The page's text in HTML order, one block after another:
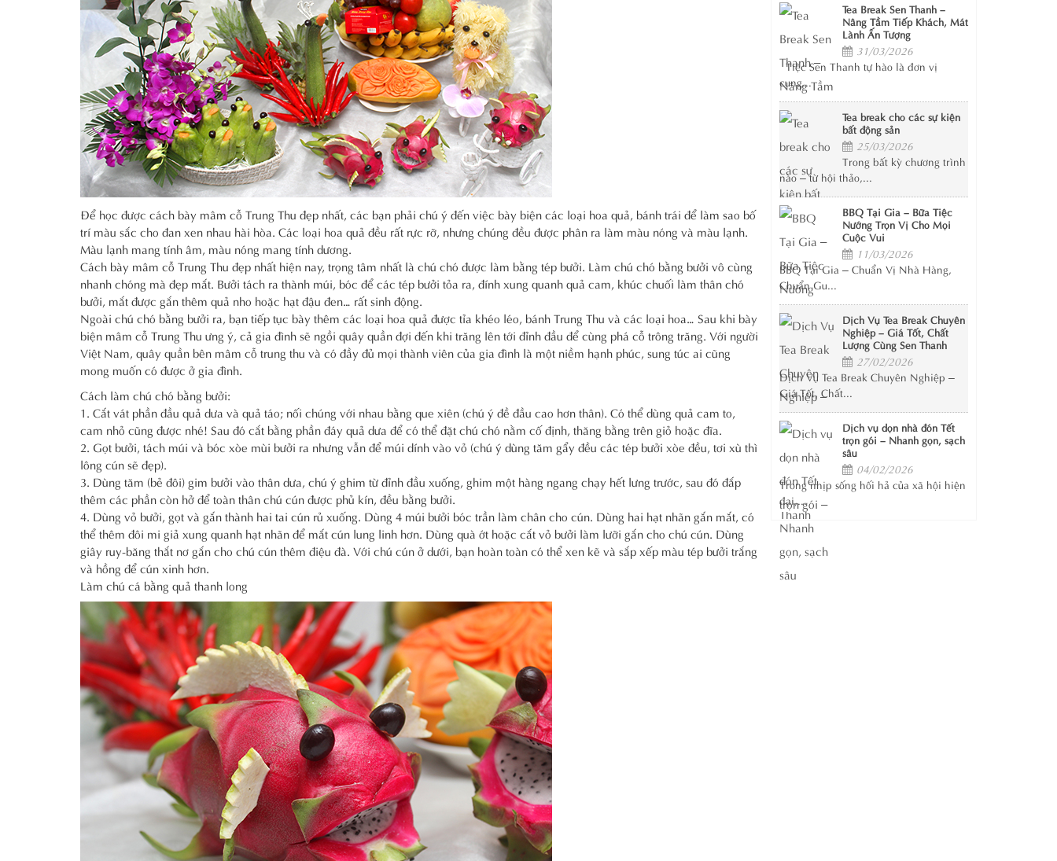
Để học được cách bày mâm cỗ Trung Thu đẹp nhất, các bạn phải chú ý đến việc bày biện các loại hoa quả, bánh trái để làm sao bố
trí màu sắc cho đan xen nhau hài hòa. Các loại hoa quả đều rất rực rỡ, nhưng chúng đều được phân ra làm màu nóng và màu lạnh.
Màu lạnh mang tính âm, màu nóng mang tính dương.
Cách bày mâm cỗ Trung Thu đẹp nhất hiện nay, trọng tâm nhất là chú chó được làm bằng tép bưởi. Làm chú chó bằng bưởi vô cùng
nhanh chóng mà đẹp mắt. Bưởi tách ra thành múi, bóc để các tép bưởi tỏa ra, đính xung quanh quả cam, khúc chuối làm thân chó
bưởi, mắt được gắn thêm quả nho hoặc hạt đậu đen… rất sinh động.
Ngoài chú chó bằng bưởi ra, bạn tiếp tục bày thêm các loại hoa quả được tỉa khéo léo, bánh Trung Thu và các loại hoa… Sau khi bày
biện mâm cỗ Trung Thu ưng ý, cả gia đình sẽ ngồi quây quần đợi đến khi trăng lên tới đỉnh đầu để cùng phá cỗ trông trăng. Với người
Việt Nam, quây quần bên mâm cỗ trung thu và có đầy đủ mọi thành viên của gia đình là một niềm hạnh phúc, sung túc ai cũng
mong muốn có được ở gia đình.
Cách làm chú chó bằng bưởi:
1. Cắt vát phần đầu quả dưa và quả táo; nối chúng với nhau bằng que xiên (chú ý đề đầu cao hơn thân). Có thể dùng quả cam to,
cam nhỏ cũng được nhé! Sau đó cắt bằng phần đáy quả dưa để có thể đặt chú chó nằm cố định, thăng bằng trên giỏ hoặc đĩa.
2. Gọt bưởi, tách múi và bóc xòe mùi bưởi ra nhưng vẫn để múi dính vào vỏ (chú ý dùng tăm gẩy đều các tép bưởi xòe đều, tơi xù thì
lông cún sẽ đẹp).
3. Dùng tăm (bẻ đôi) gim bưởi vào thân dưa, chú ý ghim từ đỉnh đầu xuống, ghim một hàng ngang chạy hết lưng trước, sau đó đắp
thêm các phần còn hở để toàn thân chú cún được phủ kín, đều bằng bưởi.
4. Dùng vỏ bưởi, gọt và gắn thành hai tai cún rủ xuống. Dùng 4 múi bưởi bóc trần làm chân cho cún. Dùng hai hạt nhãn gắn mắt, có
thể thêm đôi mi giả xung quanh hạt nhãn để mắt cún lung linh hơn. Dùng quà ớt hoặc cắt vỏ bưởi làm lưỡi gắn cho chú cún. Dùng
giây ruy-băng thắt nơ gắn cho chú cún thêm điệu đà. Với chú cún ở dưới, bạn hoàn toàn có thể xen kẽ và sắp xếp màu tép bưởi trắng
và hồng để cún xinh hơn.
Làm chú cá bằng quả thanh long
Tea Break Sen Thanh –
Nâng Tầm Tiếp Khách, Mát
Lành Ấn Tượng
31/03/2026
Tiệc Sen Thanh tự hào là đơn vị
cung...
Tea break cho các sự kiện
bất động sản
25/03/2026
Trong bất kỳ chương trình
nào – từ hội thảo,...
BBQ Tại Gia – Bữa Tiệc
Nướng Trọn Vị Cho Mọi
Cuộc Vui
11/03/2026
BBQ Tại Gia – Chuẩn Vị Nhà Hàng,
Chuẩn Gu...
Dịch Vụ Tea Break Chuyên
Nghiệp – Giá Tốt, Chất
Lượng Cùng Sen Thanh
27/02/2026
Dịch Vụ Tea Break Chuyên Nghiệp –
Giá Tốt, Chất...
Dịch vụ dọn nhà đón Tết
trọn gói – Nhanh gọn, sạch
sâu
04/02/2026
Trong nhịp sống hối hả của xã hội hiện
đại,...